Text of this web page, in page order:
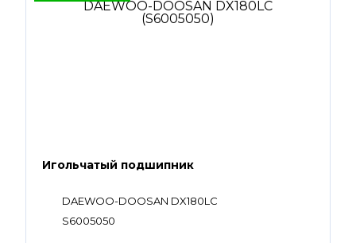
Игольчатый подшипник
DAEWOO-DOOSAN DX180LC
S6005050